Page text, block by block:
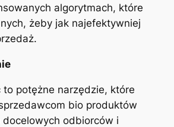
algorytmach, które
żeby jak najefektywniej
to potężne narzędzie, które
bio produktów
odbiorców i